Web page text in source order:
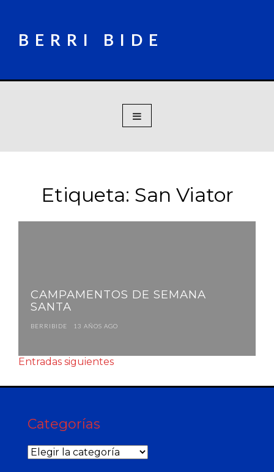
BERRI BIDE
Etiqueta: San Viator
CAMPAMENTOS DE SEMANA
SANTA
BERRIBIDE 13 AÑOS AGO
Entradas siguientes
Categorías
Categorías